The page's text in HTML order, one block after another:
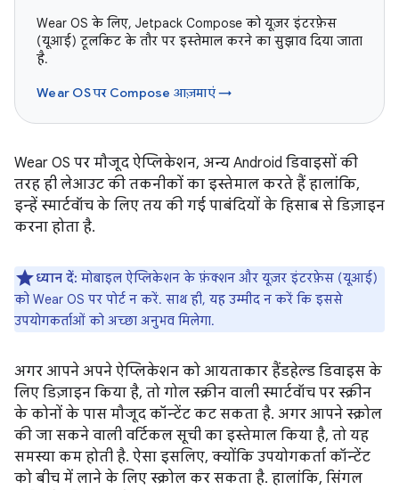
Wear OS के लिए, Jetpack Compose को यूज़र इंटरफ़ेस
(यूआई) टूलकिट के तौर पर इस्तेमाल करने का सुझाव दिया जाता
है.
Wear OS पर Compose आज़माएं →
Wear OS पर मौजूद ऐप्लिकेशन, अन्य Android डिवाइसों की
तरह ही लेआउट की तकनीकों का इस्तेमाल करते हैं हालांकि,
इन्हें स्मार्टवॉच के लिए तय की गई पाबंदियों के हिसाब से डिज़ाइन
करना होता है.
ध्यान दें: मोबाइल ऐप्लिकेशन के फ़ंक्शन और यूज़र इंटरफ़ेस (यूआई)
को Wear OS पर पोर्ट न करें. साथ ही, यह उम्मीद न करें कि इससे
उपयोगकर्ताओं को अच्छा अनुभव मिलेगा.
अगर आपने अपने ऐप्लिकेशन को आयताकार हैंडहेल्ड डिवाइस के
लिए डिज़ाइन किया है, तो गोल स्क्रीन वाली स्मार्टवॉच पर स्क्रीन
के कोनों के पास मौजूद कॉन्टेंट कट सकता है. अगर आपने स्क्रोल
की जा सकने वाली वर्टिकल सूची का इस्तेमाल किया है, तो यह
समस्या कम होती है. ऐसा इसलिए, क्योंकि उपयोगकर्ता कॉन्टेंट
को बीच में लाने के लिए स्क्रोल कर सकता है. हालांकि, सिंगल